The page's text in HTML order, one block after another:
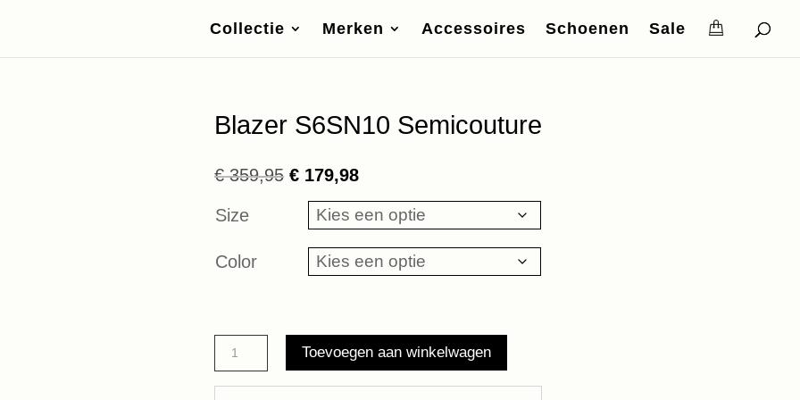
Collectie Merken Accessoires Schoenen Sale
Blazer S6SN10 Semicouture
€359,95 Oorspronkelijke
prijs
was:
€ 179,98Huidige
prijs
is:
Size
Color
Blazer
S6SN10
Semicouture
Toevoegen aan winkelwagen